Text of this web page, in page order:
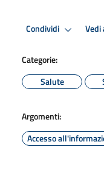
Condividi Vedi
Categorie:
Salute
Argomenti:
Accesso